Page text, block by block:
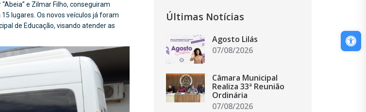
e Zilmar Filho, conseguiram
lugares. Os novos veículos já foram
de Educação, visando atender as
Últimas Notícias
Agosto Lilás
07/08/2026
Câmara Municipal
Realiza 33ª Reunião
Ordinária
07/08/2026